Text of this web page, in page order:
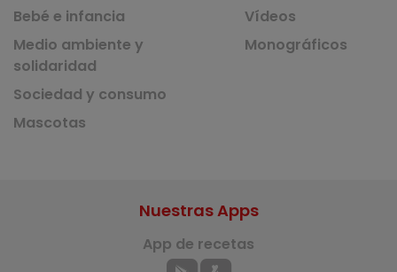
Bebé e infancia
Medio ambiente y
solidaridad
Sociedad y consumo
Mascotas
Vídeos
Monográficos
Nuestras Apps
App de recetas